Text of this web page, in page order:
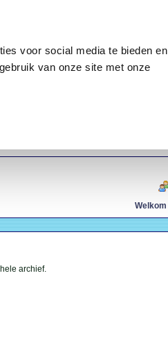
voor social media te bieden en
van onze site met onze
Welkom
archief.